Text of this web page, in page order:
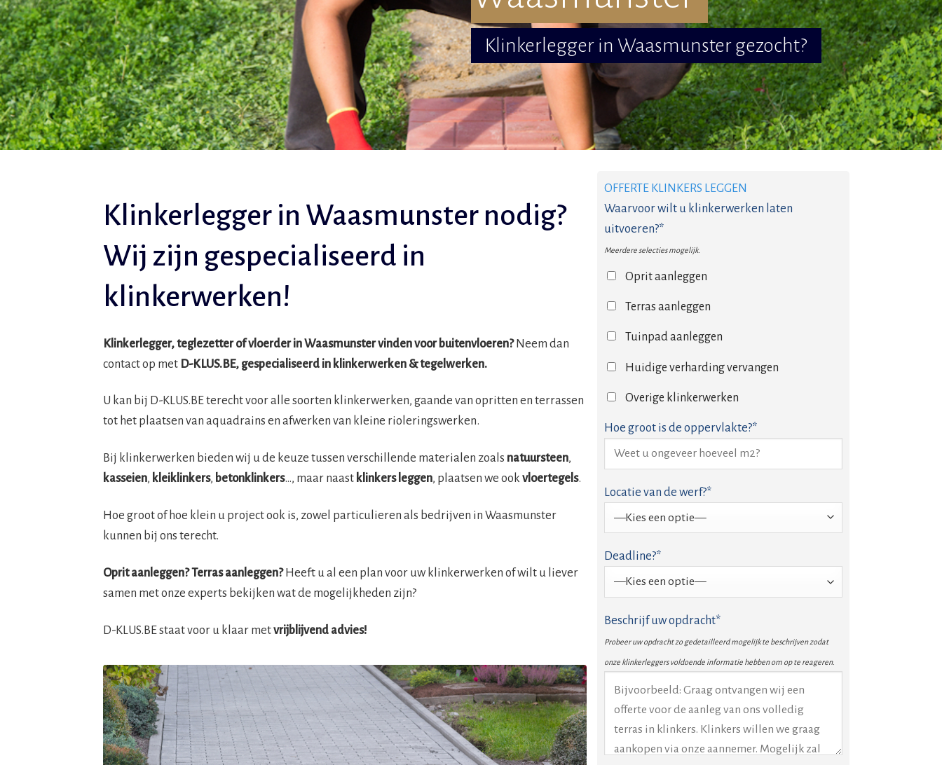
Klinkerlegger in Waasmunster gezocht?
Klinkerlegger in Waasmunster nodig?
Wij zijn gespecialiseerd in
klinkerwerken!
Klinkerlegger, teglezetter of vloerder in Waasmunster vinden voor buitenvloeren?Neem dan
contact op met D-KLUS.BE, gespecialiseerd in klinkerwerken & tegelwerken.
U kan bij D-KLUS.BE terecht voor alle soorten klinkerwerken, gaande van opritten en terrassen
tot het plaatsen van aquadrains en afwerken van kleine rioleringswerken.
Bij klinkerwerken bieden wij u de keuze tussen verschillende materialen zoals natuursteen,
kasseien, kleiklinkers, betonklinkers…, maar naast klinkers leggen, plaatsen we ook vloertegels.
Hoe groot of hoe klein u project ook is, zowel particulieren als bedrijven in Waasmunster
kunnen bij ons terecht.
Oprit aanleggen? Terras aanleggen?Heeft u al een plan voor uw klinkerwerken of wilt u liever
samen met onze experts bekijken wat de mogelijkheden zijn?
D-KLUS.BE staat voor u klaar metvrijblijvend advies!
OFFERTE KLINKERS LEGGEN
Waarvoor wilt u klinkerwerken laten
uitvoeren?*
Meerdere selecties mogelijk.
Oprit aanleggen
Terras aanleggen
Tuinpad aanleggen
Huidige verharding vervangen
Overige klinkerwerken
Hoe groot is de oppervlakte?*
Locatie van de werf?*
Deadline?*
Beschrijf uw opdracht*
Probeer uw opdracht zo gedetailleerd mogelijk te beschrijven zodat
onze klinkerleggers voldoende informatie hebben om op te reageren.